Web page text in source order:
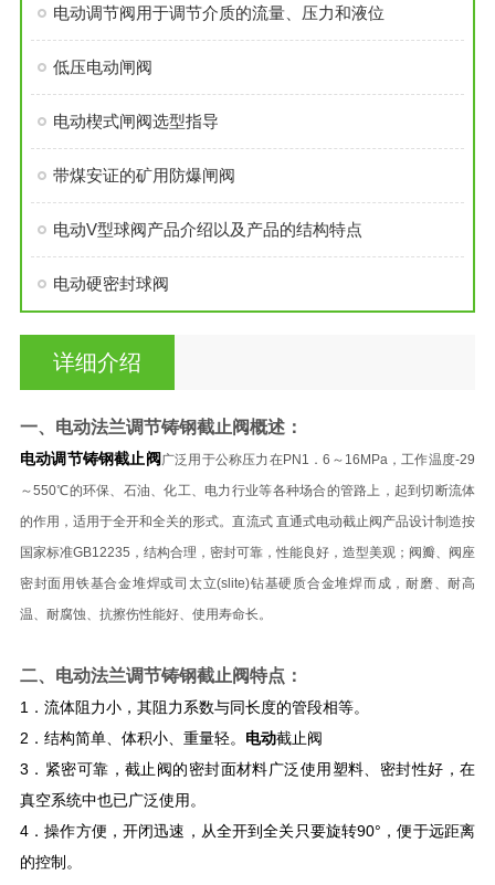
电动调节阀用于调节介质的流量、压力和液位
低压电动闸阀
电动楔式闸阀选型指导
带煤安证的矿用防爆闸阀
电动V型球阀产品介绍以及产品的结构特点
电动硬密封球阀
详细介绍
一、 电动法兰调节铸钢截止阀概述：
电动调节铸钢截止阀广泛用于公称压力在PN1．6～16MPa，工作温度-29
～550℃的环保、石油、化工、电力行业等各种场合的管路上，起到切断流体
的作用，适用于全开和全关的形式。直流式 直通式电动截止阀产品设计制造按
国家标准GB12235，结构合理，密封可靠，性能良好，造型美观；阀瓣、阀座
密封面用铁基合金堆焊或司太立(slite)钻基硬质合金堆焊而成，耐磨、耐高
温、耐腐蚀、抗擦伤性能好、使用寿命长。
二、 电动法兰调节铸钢截止阀特点：
1．流体阻力小，其阻力系数与同长度的管段相等。
2．结构简单、体积小、重量轻。 电动截止阀
3．紧密可靠，截止阀的密封面材料广泛使用塑料、密封性好，在
真空系统中也已广泛使用。
4．操作方便，开闭迅速，从全开到全关只要旋转90°，便于远距离
的控制。